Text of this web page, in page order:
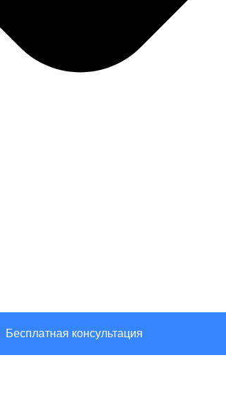
Бесплатная консультация